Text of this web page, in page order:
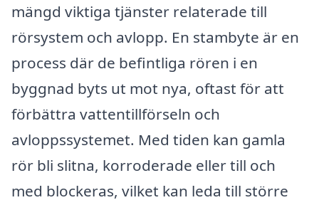
mängd viktiga tjänster relaterade till
rörsystem och avlopp. En stambyte är en
process där de befintliga rören i en
byggnad byts ut mot nya, oftast för att
förbättra vattentillförseln och
avloppssystemet. Med tiden kan gamla
rör bli slitna, korroderade eller till och
med blockeras, vilket kan leda till större